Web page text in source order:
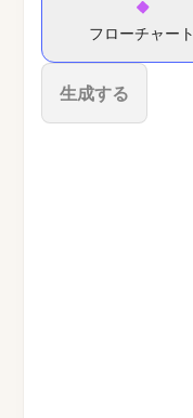
フローチャート
生成する